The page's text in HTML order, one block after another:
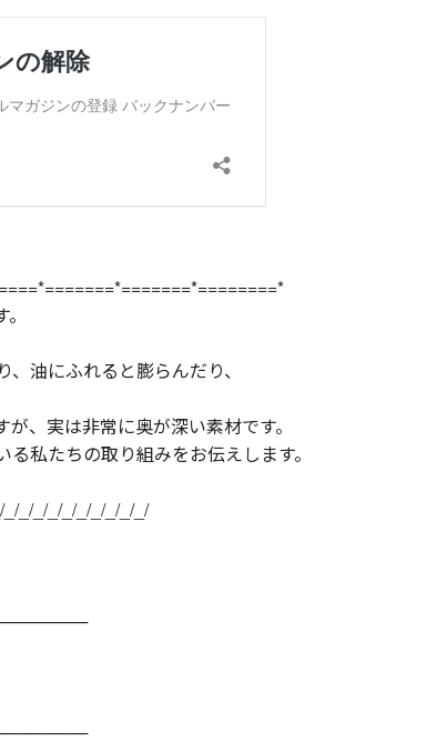
油にふれると膨らんだり、
、実は非常に奥が深い素材です。
私たちの取り組みをお伝えします。
_/_/_/_/_/_/_/_/_/